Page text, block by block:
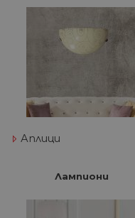
Аплици
Лампиони